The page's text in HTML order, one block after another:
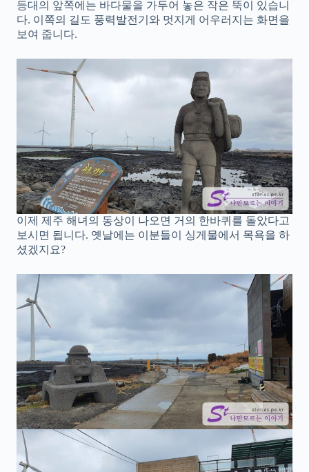
등대의 앞쪽에는 바다물을 가두어 놓은 작은 뚝이 있습니
다. 이쪽의 길도 풍력발전기와 멋지게 어우러지는 화면을
보여 줍니다.
이제 제주 해녀의 동상이 나오면 거의 한바퀴를 돌았다고
보시면 됩니다. 옛날에는 이분들이 싱게물에서 목욕을 하
셨겠지요?